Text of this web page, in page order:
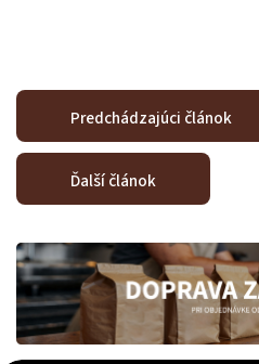
Predchádzajúci článok
Ďalší článok